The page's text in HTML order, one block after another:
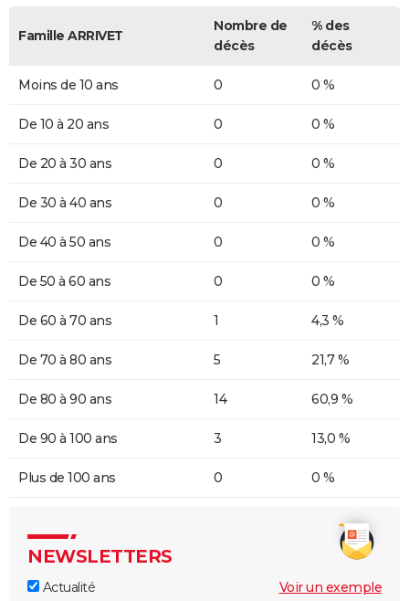
Famille ARRIVET
Nombre de
décès
% des
décès
Moins de 10 ans 0 0 %
De 10 à 20 ans 0 0 %
De 20 à 30 ans 0 0 %
De 30 à 40 ans 0 0 %
De 40 à 50 ans 0 0 %
De 50 à 60 ans 0 0 %
De 60 à 70 ans 1 4,3 %
De 70 à 80 ans 5 21,7 %
De 80 à 90 ans 14 60,9 %
De 90 à 100 ans 3 13,0 %
Plus de 100 ans 0 0 %
NEWSLETTERS
Actualité
Voir un exemple